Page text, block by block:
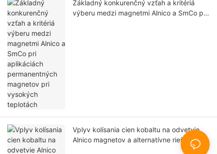
Základný konkurenčný vzťah a kritériá
výberu medzi magnetmi Alnico a SmCo pri
Vplyv kolísania cien kobaltu na odvetvie
Alnico magnetov a alternatívne riešenia pri